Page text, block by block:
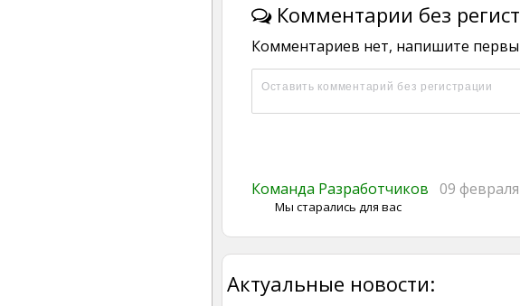
Комментарии без
Комментариев нет, напишите
Команда Разработчиков 09
Мы старались для вас
Актуальные новости: